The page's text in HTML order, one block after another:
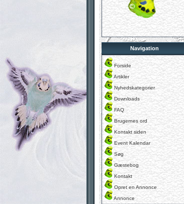
Navigation
Forside
Artikler
Nyhedskategorier
Downloads
FAQ
Brugernes ord
Kontakt siden
Event Kalendar
Søg
Gæstebog
Kontakt
Opret en Annonce
Annonce